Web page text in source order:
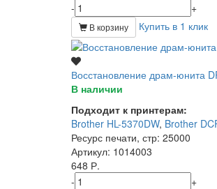
-
+
В корзину Купить в 1 клик
Восстановление драм-юнита
В наличии
Подходит к принтерам:
Brother HL-5370DW, Brother
Ресурс печати, стр: 25000
Артикул: 1014003
648 Р.
-
+